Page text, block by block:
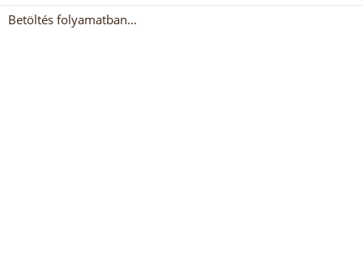
Betöltés folyamatban...